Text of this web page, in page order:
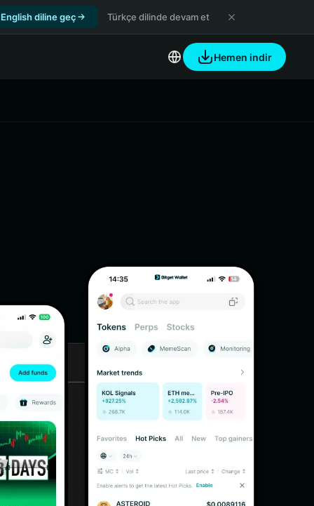
English diline geç Türkçe dilinde devam et
Hemen indir